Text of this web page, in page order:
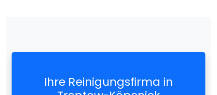
Ihre Reinigungsfirma in